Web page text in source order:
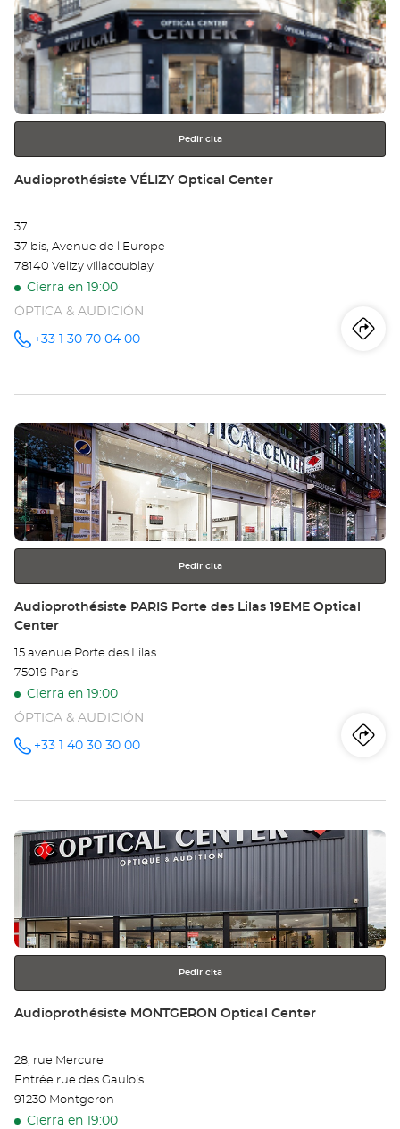
-
-
Pulse
ENTER
para
obtener
más
información
Pedir cita
Tienda:
Audioprothésiste VÉLIZY Optical Center
37
37 bis, Avenue de l'Europe
78140 Velizy villacoublay
Cierra en 19:00
ÓPTICA & AUDICIÓN
número
+33 1 30 70 04 00
a
Pulse
ENTER
para
obtener
más
información
Pedir cita
Tienda:
Audioprothésiste PARIS Porte des Lilas 19EME Optical
Center
15 avenue Porte des Lilas
75019 Paris
Cierra en 19:00
ÓPTICA & AUDICIÓN
número
+33 1 40 30 30 00
a
Pulse
ENTER
más
información
Pedir cita
Tienda:
Audioprothésiste MONTGERON Optical Center
28, rue Mercure
Entrée rue des Gaulois
91230 Montgeron
Cierra en 19:00